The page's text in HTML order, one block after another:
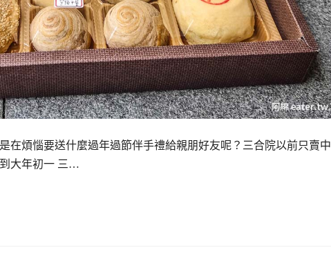
在煩惱要送什麼過年過節伴手禮給親朋好友呢？三合院以前只賣中
大年初一 三…